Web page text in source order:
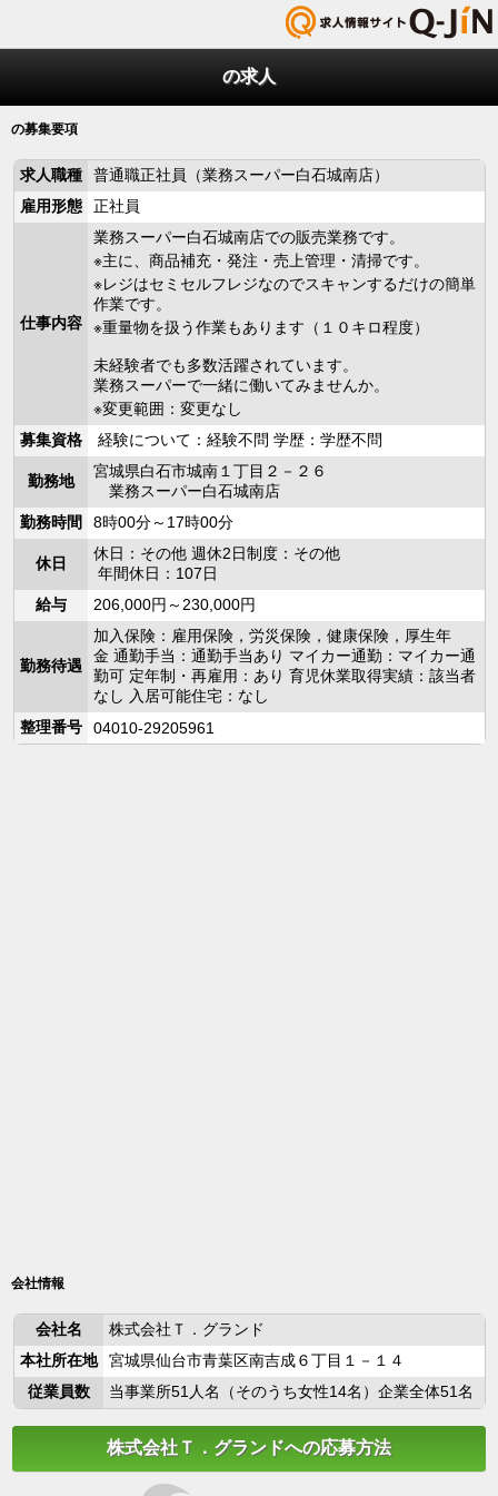
の求人
の募集要項
求人職種
普通職正社員（業務スーパー白石城南店）
雇用形態
正社員
仕事内容
業務スーパー白石城南店での販売業務です。
※主に、商品補充・発注・売上管理・清掃です。
※レジはセミセルフレジなのでスキャンするだけの簡単
作業です。
※重量物を扱う作業もあります（１０キロ程度）
未経験者でも多数活躍されています。
業務スーパーで一緒に働いてみませんか。
※変更範囲：変更なし
募集資格
経験について：経験不問 学歴：学歴不問
勤務地
宮城県白石市城南１丁目２－２６
業務スーパー白石城南店
勤務時間
8時00分～17時00分
休日
休日：その他 週休2日制度：その他
年間休日：107日
給与
206,000円～230,000円
勤務待遇
加入保険：雇用保険，労災保険，健康保険，厚生年
金 通勤手当：通勤手当あり マイカー通勤：マイカー通
勤可 定年制・再雇用：あり 育児休業取得実績：該当者
なし 入居可能住宅：なし
整理番号
04010-29205961
会社情報
会社名
株式会社Ｔ．グランド
本社所在地
宮城県仙台市青葉区南吉成６丁目１－１４
従業員数
当事業所51人名（そのうち女性14名）企業全体51名
株式会社Ｔ．グランドへの応募方法